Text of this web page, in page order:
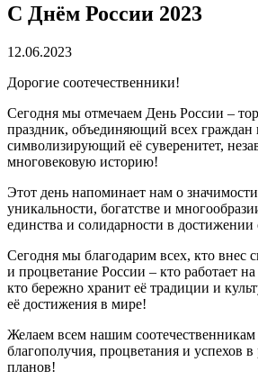
С Днём России 2023
12.06.2023
Дорогие соотечественники!
Сегодня мы отмечаем День России –
праздник, объединяющий всех
символизирующий её суверенитет,
многовековую историю!
Этот день напоминает нам о
уникальности, богатстве и
единства и солидарности в
Сегодня мы благодарим всех, кто внес
и процветание России – кто работает
кто бережно хранит её традиции и
её достижения в мире!
Желаем всем нашим соотечественникам
благополучия, процветания и успехов
планов!